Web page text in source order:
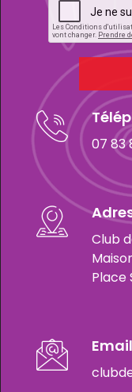
07 83
Club
Place
Email